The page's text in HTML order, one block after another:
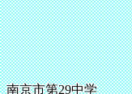
南京市第29中学